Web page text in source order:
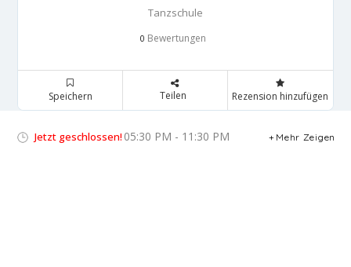
Tanzschule
0 Bewertungen
Speichern Teilen Rezension hinzufügen
Jetzt geschlossen! 05:30 PM - 11:30 PM Mehr Zeigen